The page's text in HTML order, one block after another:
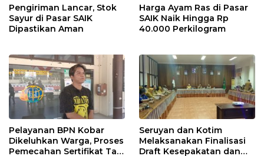
Pengiriman Lancar, Stok
Sayur di Pasar SAIK
Dipastikan Aman
Harga Ayam Ras di Pasar
SAIK Naik Hingga Rp
40.000 Perkilogram
Pelayanan BPN Kobar
Dikeluhkan Warga, Proses
Pemecahan Sertifikat Tak
Seruyan dan Kotim
Melaksanakan Finalisasi
Draft Kesepakatan dan